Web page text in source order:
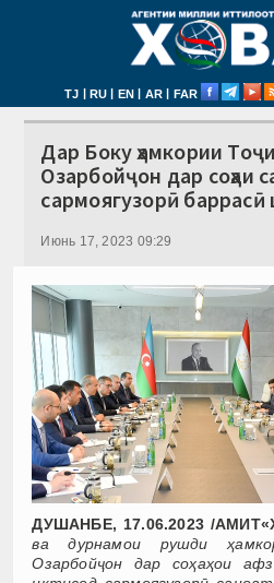
TJ | RU | EN | AR | FAR
Дар Боку ҳамкории
Озарбойҷон дар соҳаи
сармоягузорӣ
Июнь 17, 2023 09:29
ДУШАНБЕ, 17.06.2023 /
ва дурнамои рушди
Озарбойҷон дар соҳаҳои